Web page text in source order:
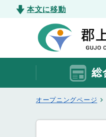
本文に移動
総
オープニングページ